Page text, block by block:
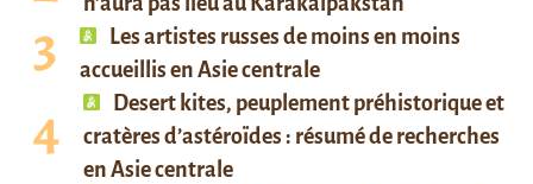
Les artistes russes de moins en moins
accueillis en Asie centrale
Desert kites, peuplement préhistorique et
cratères d’astéroïdes : résumé de recherches
en Asie centrale